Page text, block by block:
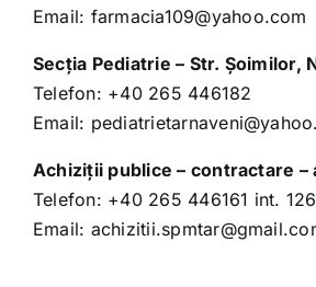
Email: farmacia109@yahoo.com
Secţia Pediatrie – Str. Şoimilor,
Telefon: +40 265 446182
Email:
Achiziții publice – contractare –
Telefon: +40 265 446161 int. 126
Email: